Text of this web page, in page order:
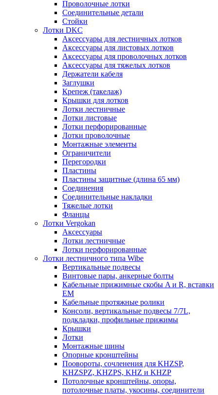
Проволочные лотки
Соединительные детали
Стойки
Лотки DKC
Аксессуары для лестничных лотков
Аксессуары для листовых лотков
Аксессуары для проволочных лотков
Аксессуары для тяжелых лотков
Держатели кабеля
Заглушки
Крепеж (такелаж)
Крышки для лотков
Лотки лестничные
Лотки листовые
Лотки перфорированные
Лотки проволочные
Монтажные элементы
Ограничители
Перегородки
Пластины
Пластины защитные (длина 65 мм)
Соединения
Соединительные накладки
Тяжелые лотки
Фланцы
Лотки Vergokan
Аксессуары
Лотки лестничные
Лотки перфорированные
Лотки лестничного типа Wibe
Вертикальные подвесы
Винтовые пары, анкерные болты
Кабельные прижимные скобы A и R, вставки
EM
Кабельные протяжные ролики
Консоли, вертикальные подвесы 7/7L,
подкладки, профильные прижимы
Крышки
Лотки
Монтажные шины
Опорные кронштейны
Поовороты, сочленения для KHZSP,
KHZSPZ, KHZPS, KHZ и KHZP
Потолочные кронштейны, опоры,
потолочные платы, укосины, соединители